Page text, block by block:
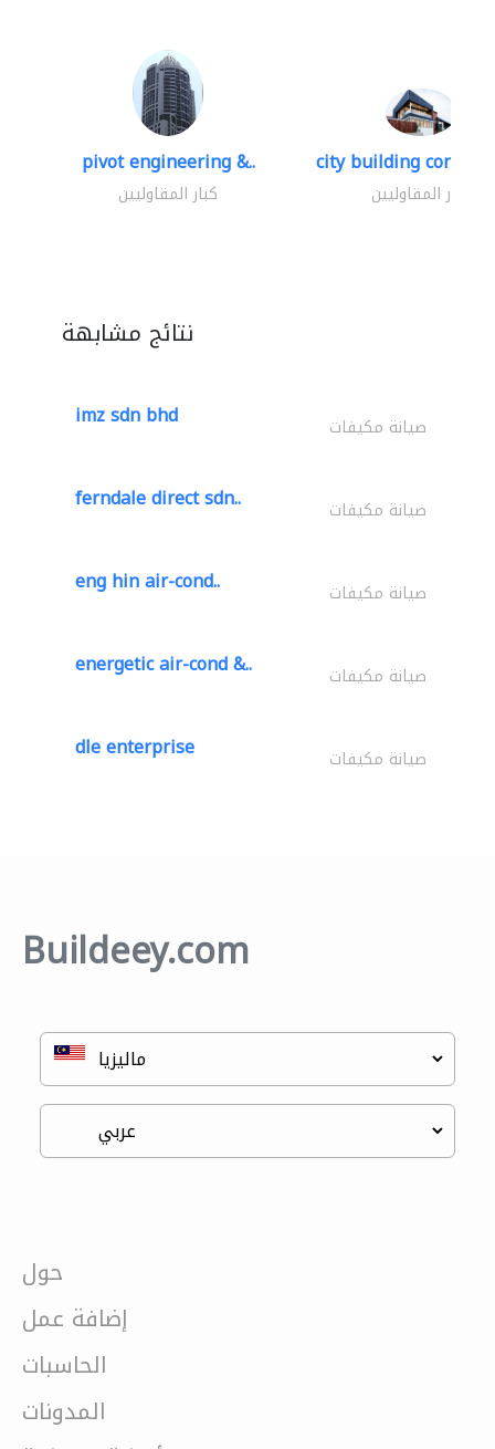
pivot engineering &..
كبار المقاوليين
city building
كبار المقاوليين
نتائج مشابهة
imz sdn bhd صيانة مكيفات
ferndale direct sdn.. صيانة مكيفات
eng hin air-cond.. صيانة مكيفات
energetic air-cond &.. صيانة مكيفات
dle enterprise صيانة مكيفات
Buildeey.com
حول
إضافة عمل
الحاسبات
المدونات